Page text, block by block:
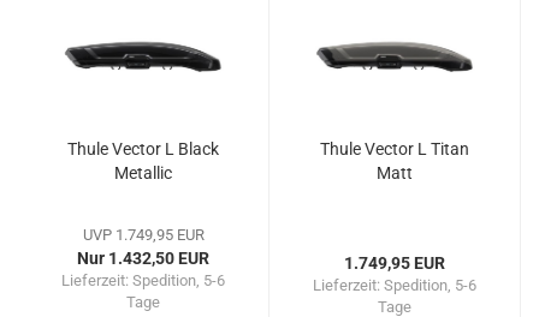
Thule Vector L Black
Metallic
UVP 1.749,95 EUR
Nur 1.432,50 EUR
Lieferzeit: Spedition, 5-6
Tage
Thule Vector L Titan
Matt
1.749,95 EUR
Lieferzeit: Spedition, 5-6
Tage